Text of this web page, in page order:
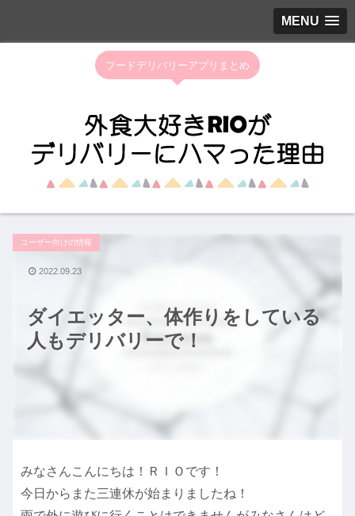
MENU
フードデリバリーアプリまとめ
ダイエッター、体作りをしている
人もデリバリーで！
ユーザー向けの情報
2022.09.23
みなさんこんにちは！ＲＩＯです！
今日からまた三連休が始まりましたね！